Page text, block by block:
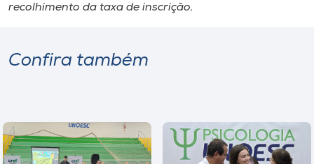
recolhimento da taxa de inscrição.
Confira também